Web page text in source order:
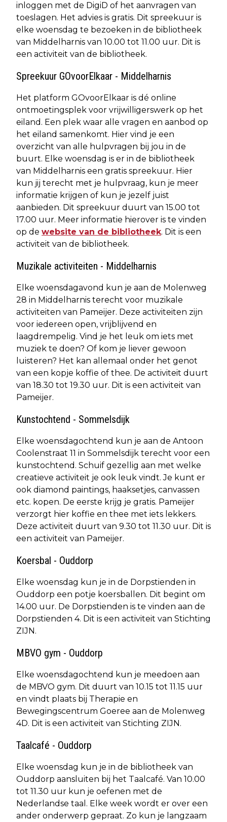
inloggen met de DigiD of het aanvragen van
toeslagen. Het advies is gratis. Dit spreekuur is
elke woensdag te bezoeken in de bibliotheek
van Middelharnis van 10.00 tot 11.00 uur. Dit is
een activiteit van de bibliotheek.
Spreekuur GOvoorElkaar - Middelharnis
Het platform GOvoorElkaar is dé online
ontmoetingsplek voor vrijwilligerswerk op het
eiland. Een plek waar alle vragen en aanbod op
het eiland samenkomt. Hier vind je een
overzicht van alle hulpvragen bij jou in de
buurt. Elke woensdag is er in de bibliotheek
van Middelharnis een gratis spreekuur. Hier
kun jij terecht met je hulpvraag, kun je meer
informatie krijgen of kun je jezelf juist
aanbieden. Dit spreekuur duurt van 15.00 tot
17.00 uur. Meer informatie hierover is te vinden
op de website van de bibliotheek. Dit is een
activiteit van de bibliotheek.
Muzikale activiteiten - Middelharnis
Elke woensdagavond kun je aan de Molenweg
28 in Middelharnis terecht voor muzikale
activiteiten van Pameijer. Deze activiteiten zijn
voor iedereen open, vrijblijvend en
laagdrempelig. Vind je het leuk om iets met
muziek te doen? Of kom je liever gewoon
luisteren? Het kan allemaal onder het genot
van een kopje koffie of thee. De activiteit duurt
van 18.30 tot 19.30 uur. Dit is een activiteit van
Pameijer.
Kunstochtend - Sommelsdijk
Elke woensdagochtend kun je aan de Antoon
Coolenstraat 11 in Sommelsdijk terecht voor een
kunstochtend. Schuif gezellig aan met welke
creatieve activiteit je ook leuk vindt. Je kunt er
ook diamond paintings, haaksetjes, canvassen
etc. kopen. De eerste krijg je gratis. Pameijer
verzorgt hier koffie en thee met iets lekkers.
Deze activiteit duurt van 9.30 tot 11.30 uur. Dit is
een activiteit van Pameijer.
Koersbal - Ouddorp
Elke woensdag kun je in de Dorpstienden in
Ouddorp een potje koersballen. Dit begint om
14.00 uur. De Dorpstienden is te vinden aan de
Dorpstienden 4. Dit is een activiteit van Stichting
ZIJN.
MBVO gym - Ouddorp
Elke woensdagochtend kun je meedoen aan
de MBVO gym. Dit duurt van 10.15 tot 11.15 uur
en vindt plaats bij Therapie en
Bewegingscentrum Goeree aan de Molenweg
4D. Dit is een activiteit van Stichting ZIJN.
Taalcafé - Ouddorp
Elke woensdag kun je in de bibliotheek van
Ouddorp aansluiten bij het Taalcafé. Van 10.00
tot 11.30 uur kun je oefenen met de
Nederlandse taal. Elke week wordt er over een
ander onderwerp gepraat. Zo kun je langzaam